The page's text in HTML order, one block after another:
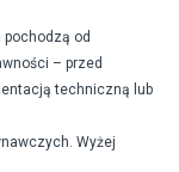
od
– przed
techniczną lub
Wyżej